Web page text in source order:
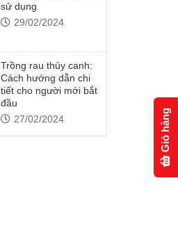
sử dụng
29/02/2024
Trồng rau thủy canh:
Cách hướng dẫn chi
tiết cho người mới bắt
đầu
27/02/2024
Giỏ hàng